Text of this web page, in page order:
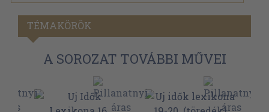
TÉMAKÖRÖK
A SOROZAT TOVÁBBI MŰVEI